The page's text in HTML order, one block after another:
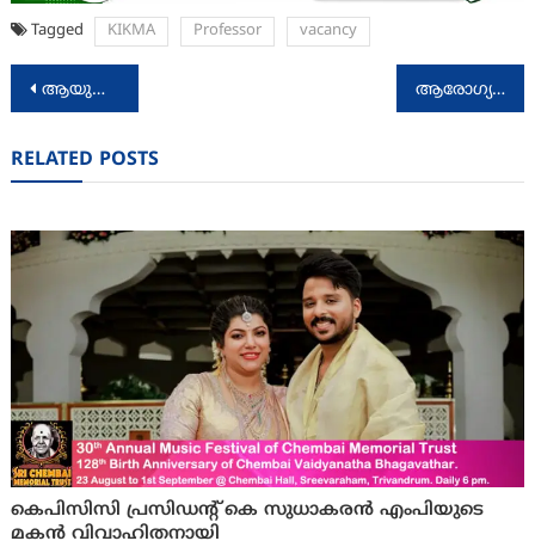
Tagged KIKMA Professor vacancy
Post
ആയുഷ് മേഖല ദേശീയ തലത്തില്‍ അംഗീകരിക്കുന്നതില്‍ അഭിമാനം: മന്ത്രി വീണാ ജോര്‍ജ് ആരോഗ്യകേന്ദ്രങ്ങളില്‍ ട്രെയിനികളാകാം
RELATED POSTS
കെപിസിസി പ്രസിഡന്റ് കെ സുധാകരന്‍ എംപിയുടെ
മകന്‍ വിവാഹിതനായി